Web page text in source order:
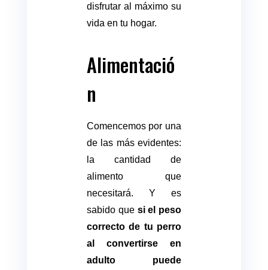
disfrutar al máximo su
vida en tu hogar.
Alimentació
n
Comencemos por una
de las más evidentes:
la cantidad de
alimento que
necesitará. Y es
sabido que si el peso
correcto de tu perro
al convertirse en
adulto puede